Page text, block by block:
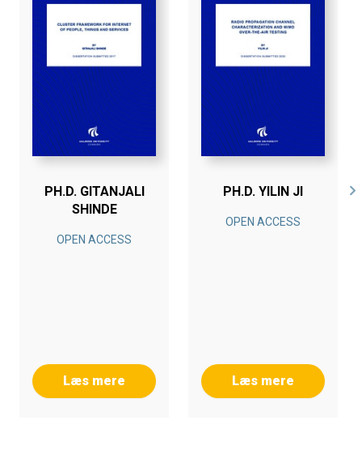
PH.D. GITANJALI
SHINDE
OPEN ACCESS
Læs mere
PH.D. YILIN JI
OPEN ACCESS
Læs mere